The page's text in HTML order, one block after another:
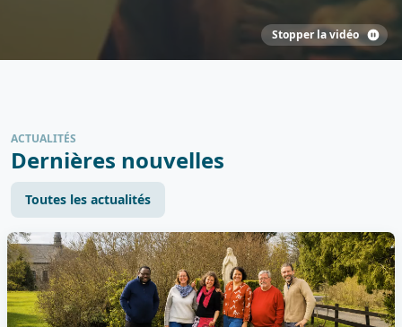
Stopper la vidéo
ACTUALITÉS
Dernières nouvelles
Toutes les actualités